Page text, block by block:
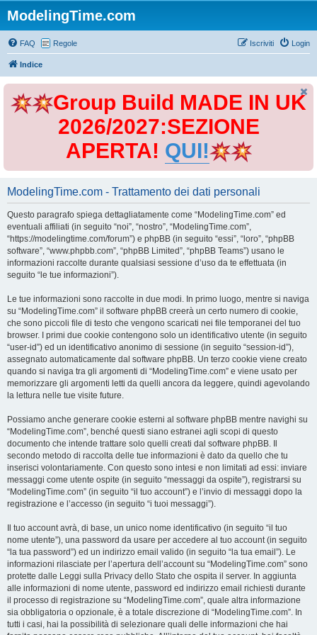
ModelingTime.com
FAQ Regole Login
Iscriviti
Indice
Group Build MADE IN UK
2026/2027:SEZIONE
APERTA! QUI!
ModelingTime.com - Trattamento dei dati personali
Questo paragrafo spiega dettagliatamente come “ModelingTime.com” ed
eventuali affiliati (in seguito “noi”, “nostro”, “ModelingTime.com”,
“https://modelingtime.com/forum”) e phpBB (in seguito “essi”, “loro”, “phpBB
software”, “www.phpbb.com”, “phpBB Limited”, “phpBB Teams”) usano le
informazioni raccolte durante qualsiasi sessione d’uso da te effettuata (in
seguito “le tue informazioni”).
Le tue informazioni sono raccolte in due modi. In primo luogo, mentre si naviga
su “ModelingTime.com” il software phpBB creerà un certo numero di cookie,
che sono piccoli file di testo che vengono scaricati nei file temporanei del tuo
browser. I primi due cookie contengono solo un identificativo utente (in seguito
“user-id”) ed un identificativo anonimo di sessione (in seguito “session-id”),
assegnato automaticamente dal software phpBB. Un terzo cookie viene creato
quando si naviga tra gli argomenti di “ModelingTime.com” e viene usato per
memorizzare gli argomenti letti da quelli ancora da leggere, quindi agevolando
la lettura nelle tue visite future.
Possiamo anche generare cookie esterni al software phpBB mentre navighi su
“ModelingTime.com”, benché questi siano estranei agli scopi di questo
documento che intende trattare solo quelli creati dal software phpBB. Il
secondo metodo di raccolta delle tue informazioni è dato da quello che tu
inserisci volontariamente. Con questo sono intesi e non limitati ad essi: inviare
messaggi come utente ospite (in seguito “messaggi da ospite”), registrarsi su
“ModelingTime.com” (in seguito “il tuo account”) e l’invio di messaggi dopo la
registrazione e l’accesso (in seguito “i tuoi messaggi”).
Il tuo account avrà, di base, un unico nome identificativo (in seguito “il tuo
nome utente”), una password da usare per accedere al tuo account (in seguito
“la tua password”) ed un indirizzo email valido (in seguito “la tua email”). Le
informazioni rilasciate per l’apertura dell’account su “ModelingTime.com” sono
protette dalle Leggi sulla Privacy dello Stato che ospita il server. In aggiunta
alle informazioni di nome utente, password ed indirizzo email richiesti durante
il processo di registrazione su “ModelingTime.com”, quale altra informazione
sia obbligatoria o opzionale, è a totale discrezione di “ModelingTime.com”. In
tutti i casi, hai la possibilità di selezionare quali delle informazioni che hai